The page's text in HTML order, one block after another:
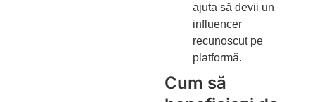
ajuta să devii un
influencer
recunoscut pe
platformă.
Cum să